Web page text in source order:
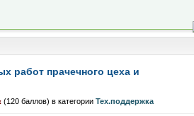
работ прачечного цеха и
(120 баллов) в категории Тех.поддержка